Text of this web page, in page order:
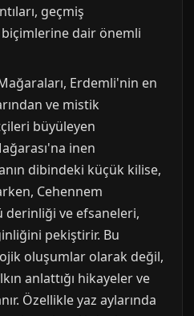
geçmiş
dair önemli
Erdemli'nin en
ve mistik
büyüleyen
inen
dibindeki küçük kilise,
Cehennem
derinliği ve efsaneleri,
pekiştirir. Bu
oluşumlar olarak değil,
anlattığı hikayeler ve
Özellikle yaz aylarında